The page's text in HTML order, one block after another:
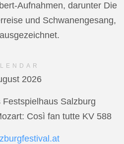
Aufnahmen, darunter Die
und Schwanengesang,
2026
Salzburg
Così fan tutte KV 588